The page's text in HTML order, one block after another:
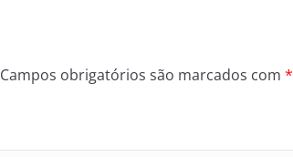
Campos obrigatórios são marcados com *